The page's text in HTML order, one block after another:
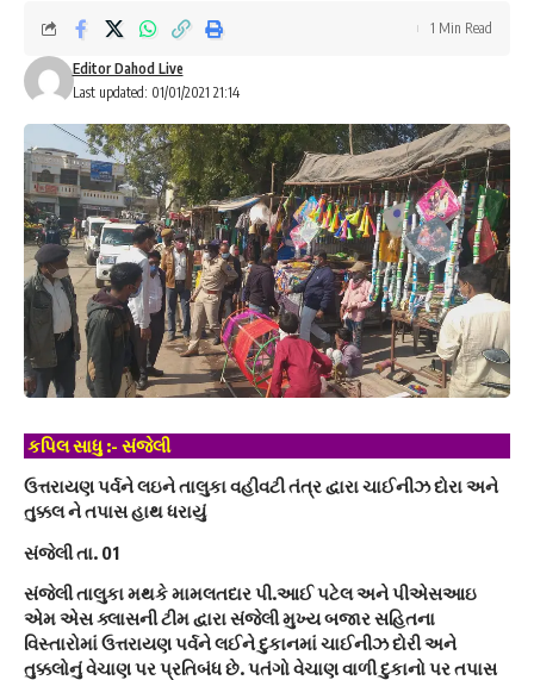
Last updated: 01/01/2021 21:14
Editor Dahod Live
1 Min Read
કપિલ સાધુ :- સંજેલી
ઉત્તરાયણ પર્વને લઇને તાલુકા વહીવટી તંત્ર દ્વારા ચાઈનીઝ દોરા અને
તુક્કલ ને તપાસ હાથ ધરાયું
સંજેલી તા. 01
સંજેલી તાલુકા મથકે મામલતદાર પી.આઈ પટેલ અને પીએસઆઇ
એમ એસ ક્લાસની ટીમ દ્વારા સંજેલી મુખ્ય બજાર સહિતના
વિસ્તારોમાં ઉત્તરાયણ પર્વને લઈને દુકાનમાં ચાઈનીઝ દોરી અને
તુક્કલોનું વેચાણ પર પ્રતિબંધ છે. પતંગો વેચાણ વાળી દુકાનો પર તપાસ